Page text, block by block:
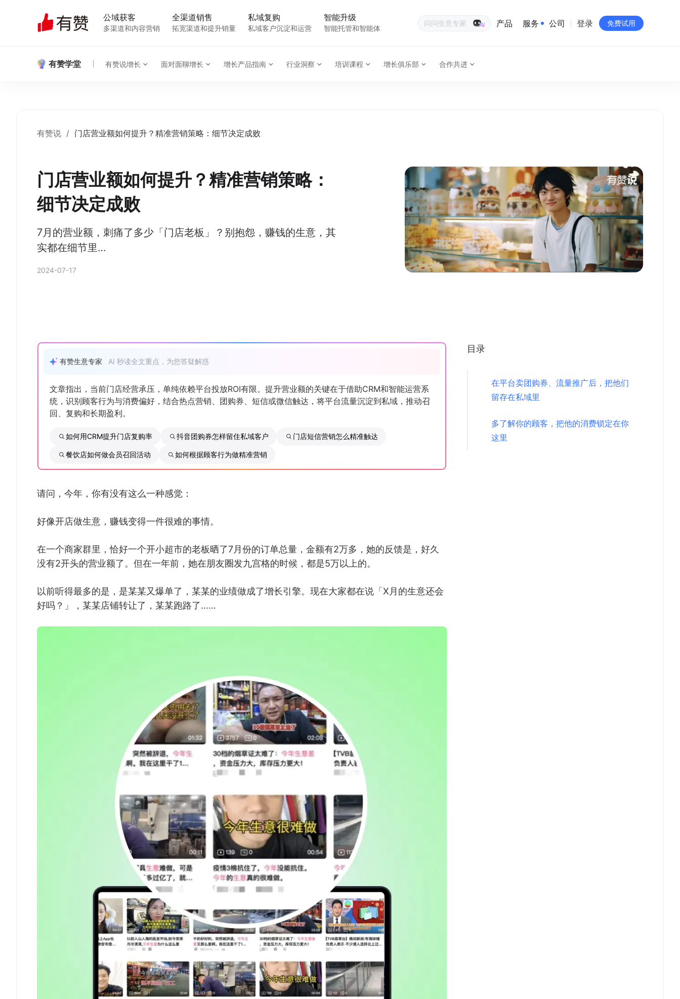
公域获客
多渠道和内容营销
全渠道销售
拓宽渠道和提升销量
私域复购
私域客户沉淀和运营
智能升级
智能托管和智能体
生意专家
产品 服务 公司
站点地图
登录 免费试用
有赞学堂 有赞说增长 面对面聊增长 增长产品指南 行业洞察 培训课程 增长俱乐部 合作共进
有赞说 / 门店营业额如何提升？精准营销策略：细节决定成败
门店营业额如何提升？精准营销策略：
细节决定成败
7月的营业额，刺痛了多少「门店老板」？别抱怨，赚钱的生意，其
实都在细节里…
2024-07-17
有赞生意专家 AI 秒读全文重点，为您答疑解惑
文章指出，当前门店经营承压，单纯依赖平台投放ROI有限。提升营业额的关键在于借助CRM和智能运营系
统，识别顾客行为与消费偏好，结合热点营销、团购券、短信或微信触达，将平台流量沉淀到私域，推动召
回、复购和长期盈利。
如何用CRM提升门店复购率 抖音团购券怎样留住私域客户 门店短信营销怎么精准触达
餐饮店如何做会员召回活动 如何根据顾客行为做精准营销
请问，今年，你有没有这么一种感觉：
好像开店做生意，赚钱变得一件很难的事情。
在一个商家群里，恰好一个开小超市的老板晒了7月份的订单总量，金额有2万多，她的反馈是，好久
没有2开头的营业额了。但在一年前，她在朋友圈发九宫格的时候，都是5万以上的。
以前听得最多的是，是某某又爆单了，某某的业绩做成了增长引擎。现在大家都在说「X月的生意还会
好吗？」，某某店铺转让了，某某跑路了……
目录
在平台卖团购券、流量推广后，把他们
留存在私域里
多了解你的顾客，把他的消费锁定在你
这里